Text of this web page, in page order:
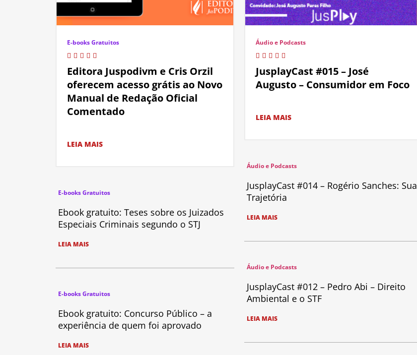
E-books Gratuitos
Editora Juspodivm e Cris Orzil
oferecem acesso grátis ao Novo
Manual de Redação Oficial
Comentado
LEIA MAIS
E-books Gratuitos
Ebook gratuito: Teses sobre os Juizados
Especiais Criminais segundo o STJ
LEIA MAIS
E-books Gratuitos
Ebook gratuito: Concurso Público – a
experiência de quem foi aprovado
LEIA MAIS
Áudio e Podcasts
JusplayCast #015 – José
Augusto – Consumidor em Foco
LEIA MAIS
Áudio e Podcasts
JusplayCast #014 – Rogério Sanches: Sua
Trajetória
LEIA MAIS
Áudio e Podcasts
JusplayCast #012 – Pedro Abi – Direito
Ambiental e o STF
LEIA MAIS